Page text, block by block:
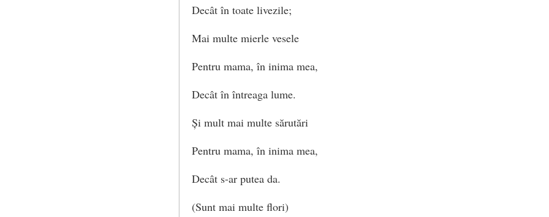
Decât în ​​toate livezile;
Mai multe mierle vesele
Pentru mama, în inima mea,
Decât în întreaga lume.
Și mult mai multe sărutări
Pentru mama, în inima mea,
Decât s-ar putea da.
(Sunt mai multe flori)